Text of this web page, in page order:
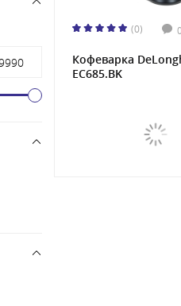
(0) 0
Кофеварка
EC685.BK